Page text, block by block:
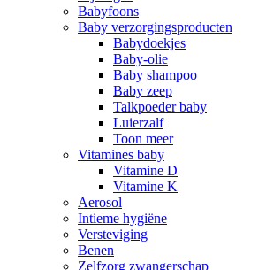
Babyfoons
Baby verzorgingsproducten
Babydoekjes
Baby-olie
Baby shampoo
Baby zeep
Talkpoeder baby
Luierzalf
Toon meer
Vitamines baby
Vitamine D
Vitamine K
Aerosol
Intieme hygiëne
Versteviging
Benen
Zelfzorg zwangerschap